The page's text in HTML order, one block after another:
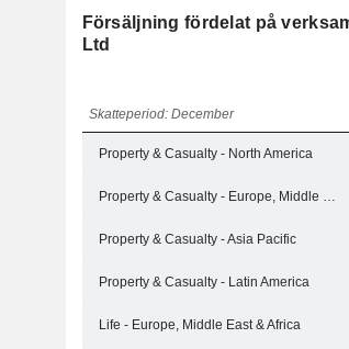
Försäljning fördelat på
Ltd
Skatteperiod: December
Property & Casualty - North America
Property & Casualty - Europe, Middle East & Africa
Property & Casualty - Asia Pacific
Property & Casualty - Latin America
Life - Europe, Middle East & Africa